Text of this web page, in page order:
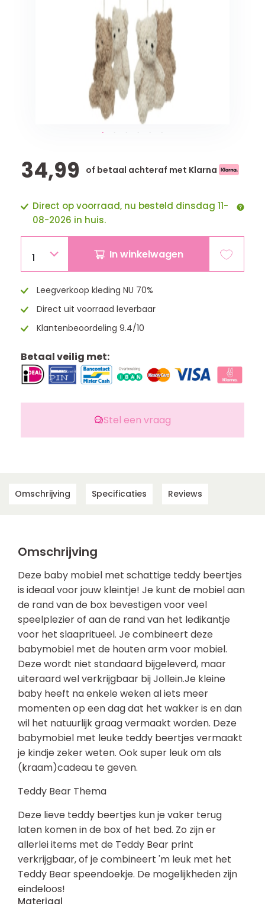
Schommelstoelen en wipstoeltjes
34,99 of betaal achteraf met Klarna
Direct op voorraad, nu besteld dinsdag 11-
08-2026 in huis.
1 In winkelwagen
Leegverkoop kleding NU 70%
Direct uit voorraad leverbaar
Klantenbeoordeling 9.4/10
Betaal veilig met:
Stel een vraag
Omschrijving Specificaties Reviews
Omschrijving
Deze baby mobiel met schattige teddy beertjes
is ideaal voor jouw kleintje! Je kunt de mobiel aan
de rand van de box bevestigen voor veel
speelplezier of aan de rand van het ledikantje
voor het slaapritueel. Je combineert deze
babymobiel met de houten arm voor mobiel.
Deze wordt niet standaard bijgeleverd, maar
uiteraard wel verkrijgbaar bij Jollein.Je kleine
baby heeft na enkele weken al iets meer
momenten op een dag dat het wakker is en dan
wil het natuurlijk graag vermaakt worden. Deze
babymobiel met leuke teddy beertjes vermaakt
je kindje zeker weten. Ook super leuk om als
(kraam)cadeau te geven.
Teddy Bear Thema
Deze lieve teddy beertjes kun je vaker terug
laten komen in de box of het bed. Zo zijn er
allerlei items met de Teddy Bear print
verkrijgbaar, of je combineert 'm leuk met het
Teddy Bear speendoekje. De mogelijkheden zijn
eindeloos!
Materiaal